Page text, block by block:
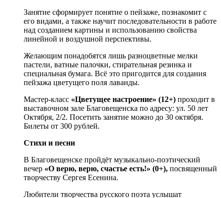
Занятие сформирует понятие о пейзаже, познакомит с
его видами, а также научит последовательности в работе
над созданием картины и использованию свойства
линейной и воздушной перспективы.
Желающим понадобятся лишь разноцветные мелки
пастели, ватные палочки, стирательная резинка и
специальная бумага. Всё это пригодится для создания
пейзажа цветущего поля лаванды.
Мастер-класс «Цветущее настроение» (12+) проходит в
выставочном зале Благовещенска по адресу: ул. 50 лет
Октября, 2/2. Посетить занятие можно до 30 октября.
Билеты от 300 рублей.
Стихи и песни
В Благовещенске пройдёт музыкально-поэтический
вечер «О верю, верю, счастье есть!» (0+), посвященный
творчеству Сергея Есенина.
Любители творчества русского поэта услышат